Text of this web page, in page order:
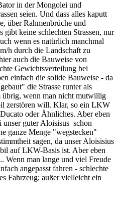
in der Mongolei und
seien. Und dass alles kaputt
über Rahmenbrüche und
gibt keine schlechten Strassen, nur
wenn es natürlich manchmal
h durch die Landschaft zu
auch die Bauweise von
Gewichtsverteilung bei
einfach die solide Bauweise - da
die Strasse runter als
übrig, wenn man nicht mutwillig
zerstören will. Klar, so ein LKW
oder Ähnliches. Aber eben
unser guter Aloisisus schon
ganze Menge "wegstecken"
sagen, da unser Aloisisius
auf LKW-Basis ist. Aber eben
man lange und viel Freude
angepasst fahren - schlechte
Fahrzeug; außer vielleicht ein